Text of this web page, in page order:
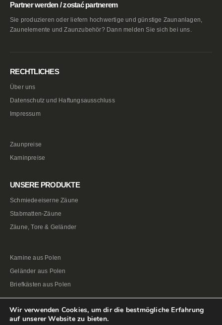
Partner werden / zostać partnerem
Sie produzieren oder liefern hochwertige und günstige Zaunanlagen,
Zaunelemente und Zaunzubehör? Dann melden Sie sich bei uns.
RECHTLICHES
Über uns
Datenschutz und Haftungsausschluss
Impressum
Zaunpreise
Kaminpreise
UNSERE PRODUKTE
Schmiedeeiserne Zäune
Stabmatten-Zäune
Zäune, Tore & Geländer
Kamine aus Polen
Geländer aus Polen
Briefkästen aus Polen
Wir verwenden Cookies, um dir die bestmögliche Erfahrung
auf unserer Website zu bieten.